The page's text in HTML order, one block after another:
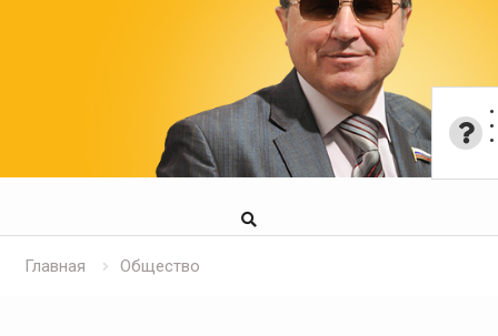
Главная Общество